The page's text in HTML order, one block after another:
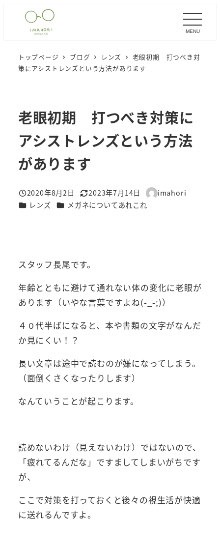
MENU
トップページ ブログ レンズ
老眼初期 打つべき対
策にアシストレンズという方法があります
老眼初期 打つべき対策に
アシストレンズという方法
があります
投稿日
2020年8月2日
更新日
2023年7月14日
著
者
imahori
カテゴリー
レンズ カテゴリー
メガネについてあれこれ
スタッフ長尾です。
年齢とともに避けて通れない体の変化に老眼が
あります（いやな言葉ですよね(-_-;)）
４０代半ばになると、本や書類の文字がなんだ
か見にくい！？
長い文章は途中で読むのが嫌になってしまう。
（面倒くさくなったりします）
なんていうことが起こります。
読めないわけ（見えないわけ）ではないので、
「疲れてるんだな」ですましてしまいがちです
が、
ここで対策を打っておくと後々の視生活が快適
に送れるんですよ。